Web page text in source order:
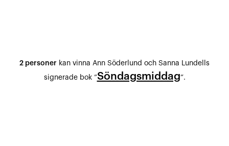
2 personer kan vinna Ann Söderlund och Sanna Lundells
signerade bok ”Söndagsmiddag”.